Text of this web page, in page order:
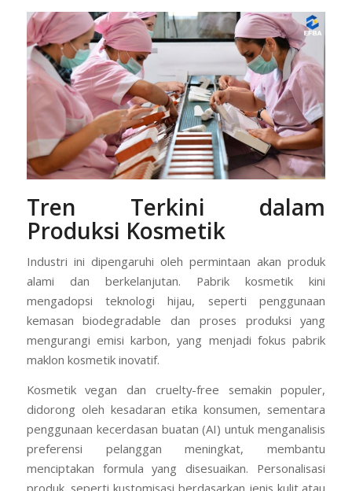
Tren Terkini dalam
Produksi Kosmetik
Industri ini dipengaruhi oleh permintaan akan produk
alami dan berkelanjutan. Pabrik kosmetik kini
mengadopsi teknologi hijau, seperti penggunaan
kemasan biodegradable dan proses produksi yang
mengurangi emisi karbon, yang menjadi fokus pabrik
maklon kosmetik inovatif.
Kosmetik vegan dan cruelty-free semakin populer,
didorong oleh kesadaran etika konsumen, sementara
penggunaan kecerdasan buatan (AI) untuk menganalisis
preferensi pelanggan meningkat, membantu
menciptakan formula yang disesuaikan. Personalisasi
produk, seperti kustomisasi berdasarkan jenis kulit atau